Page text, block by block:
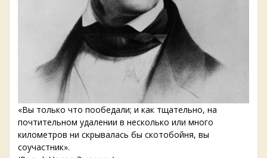
«Вы только что пообедали; и как тщательно, на
почтительном удалении в несколько или много
километров ни скрывалась бы скотобойня, вы
соучастник».